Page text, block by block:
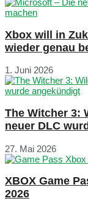
Xbox will in
wieder genau
1. Juni 2026
The Witcher 3:
neuer DLC
27. Mai 2026
XBOX Game
2026